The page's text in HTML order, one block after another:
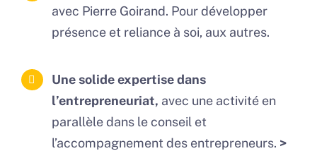
avec Pierre Goirand. Pour développer
présence et reliance à soi, aux autres.
Une solide expertise dans
l’entrepreneuriat, avec une activité en
parallèle dans le conseil et
l’accompagnement des entrepreneurs. >